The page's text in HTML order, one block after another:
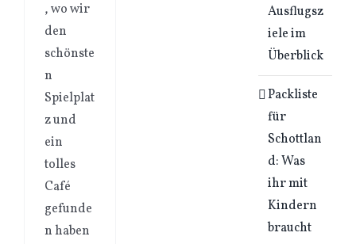
, wo wir
den
schönste
n
Spielplat
z und
ein
tolles
Café
gefunde
n haben
Ausflugsz
iele im
Überblick
Packliste
für
Schottlan
d: Was
ihr mit
Kindern
braucht